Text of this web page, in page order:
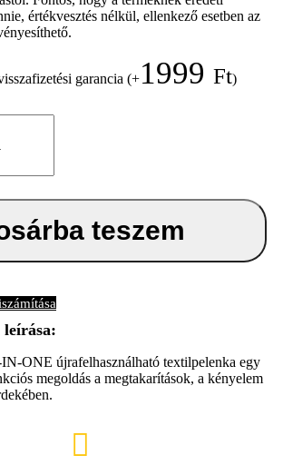
ONE újrafelhasználható textilpelenka egy
megoldás a megtakarítások, a kényelem
értékvesztés nélkül, ellenkező esetben az
garancia (+1999 Ft)
teszem
